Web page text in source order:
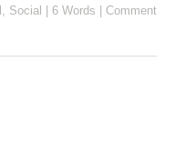
, Social 6 Words Comment